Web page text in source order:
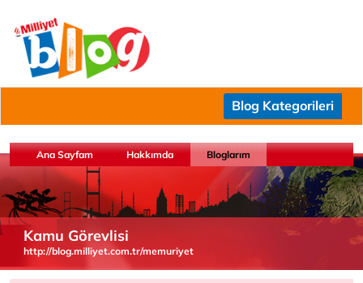
Blog Kategorileri
Ana Sayfam Hakkımda Bloglarım
Kamu Görevlisi
http://blog.milliyet.com.tr/memuriyet